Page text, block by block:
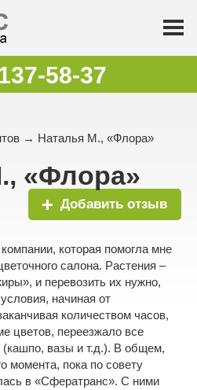
58-37
→ Наталья М., «Флора»
«Флора»
Добавить отзыв
которая помогла мне
салона. Растения –
и перевозить их нужно,
начиная от
количеством часов,
цветов, переезжало все
(кашпо, вазы и т.д.). В общем,
момента, пока по совету
в «Сфератранс». С ними